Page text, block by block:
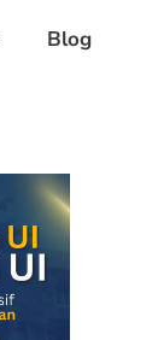
Blog